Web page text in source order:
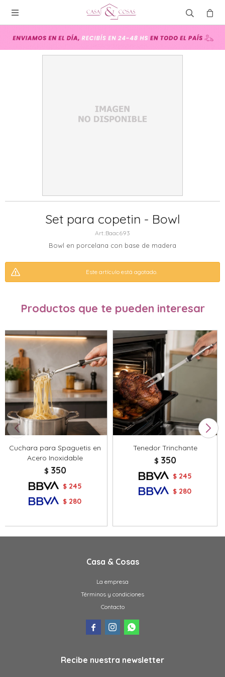

Set para copetin - Bowl
Baac693
Bowl en porcelana con base de madera
Este artículo está agotado.
Productos que te pueden interesar
Cuchara para Spaguetis en
Acero Inoxidable
$ 350
$ 245
$ 280
Tenedor Trinchante
$ 350
$ 245
$ 280
Casa & Cosas
La empresa
Términos y condiciones
Contacto
  
Recibe nuestra newsletter